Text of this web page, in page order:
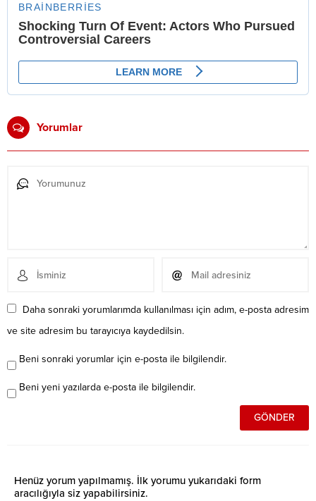
Yorumlar
Daha sonraki yorumlarımda kullanılması için adım, e-posta adresim
ve site adresim bu tarayıcıya kaydedilsin.
Beni sonraki yorumlar için e-posta ile bilgilendir.
Beni yeni yazılarda e-posta ile bilgilendir.
Henüz yorum yapılmamış. İlk yorumu yukarıdaki form
aracılığıyla siz yapabilirsiniz.